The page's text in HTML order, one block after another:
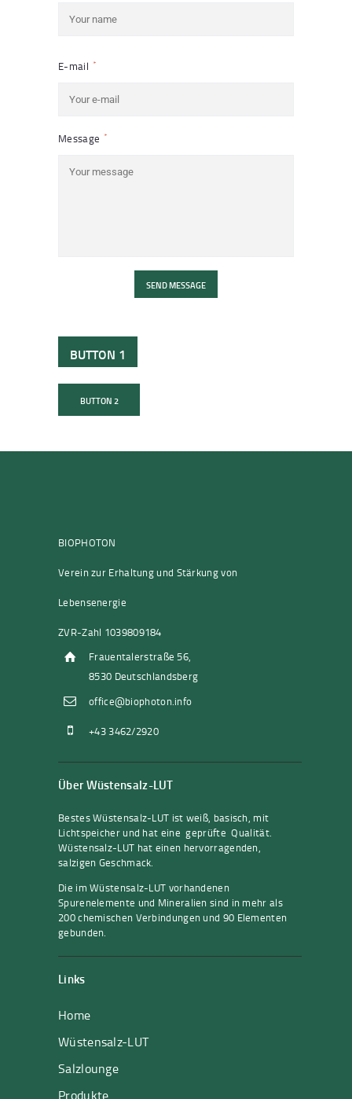
E-mail
Message
SEND MESSAGE
BUTTON 1
BUTTON 2
BIOPHOTON
Verein zur Erhaltung und Stärkung von
Lebensenergie
ZVR-Zahl 1039809184
Frauentalerstraße 56,
8530 Deutschlandsberg
office@biophoton.info
+43 3462/2920
Über Wüstensalz-LUT
Bestes Wüstensalz-LUT ist weiß, basisch, mit
Lichtspeicher und hat eine geprüfte Qualität.
Wüstensalz-LUT hat einen hervorragenden,
salzigen Geschmack.
Die im Wüstensalz-LUT vorhandenen
Spurenelemente und Mineralien sind in mehr als
200 chemischen Verbindungen und 90 Elementen
gebunden.
Links
Home
Wüstensalz-LUT
Salzlounge
Produkte